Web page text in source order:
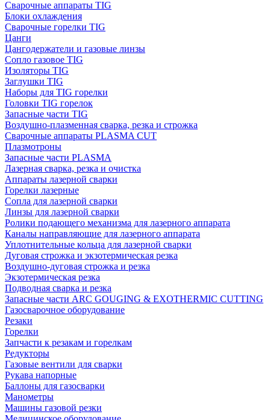
Сварочные аппараты TIG
Блоки охлаждения
Сварочные горелки TIG
Цанги
Цангодержатели и газовые линзы
Сопло газовое TIG
Изоляторы TIG
Заглушки TIG
Наборы для TIG горелки
Головки TIG горелок
Запасные части TIG
Воздушно-плазменная сварка, резка и строжка
Сварочные аппараты PLASMA CUT
Плазмотроны
Запасные части PLASMA
Лазерная сварка, резка и очистка
Аппараты лазерной сварки
Горелки лазерные
Сопла для лазерной сварки
Линзы для лазерной сварки
Ролики подающего механизма для лазерного аппарата
Каналы направляющие для лазерного аппарата
Уплотнительные кольца для лазерной сварки
Дуговая строжка и экзотермическая резка
Воздушно-дуговая строжка и резка
Экзотермическая резка
Подводная сварка и резка
Запасные части ARC GOUGING & EXOTHERMIC CUTTING
Газосварочное оборудование
Резаки
Горелки
Запчасти к резакам и горелкам
Редукторы
Газовые вентили для сварки
Рукава напорные
Баллоны для газосварки
Манометры
Машины газовой резки